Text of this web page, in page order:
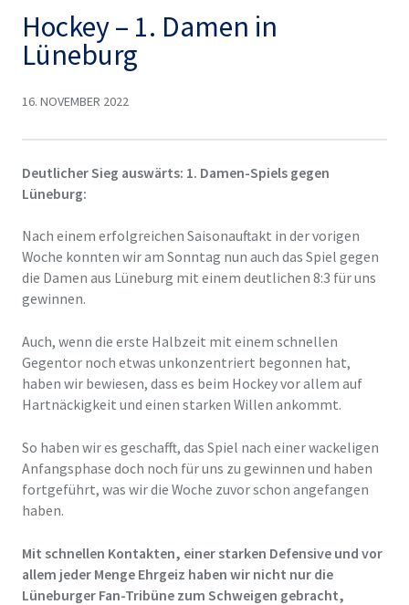
Hockey – 1. Damen in
Lüneburg
16. NOVEMBER 2022
Deutlicher Sieg auswärts: 1. Damen-Spiels gegen
Lüneburg:
Nach einem erfolgreichen Saisonauftakt in der vorigen
Woche konnten wir am Sonntag nun auch das Spiel gegen
die Damen aus Lüneburg mit einem deutlichen 8:3 für uns
gewinnen.
Auch, wenn die erste Halbzeit mit einem schnellen
Gegentor noch etwas unkonzentriert begonnen hat,
haben wir bewiesen, dass es beim Hockey vor allem auf
Hartnäckigkeit und einen starken Willen ankommt.
So haben wir es geschafft, das Spiel nach einer wackeligen
Anfangsphase doch noch für uns zu gewinnen und haben
fortgeführt, was wir die Woche zuvor schon angefangen
haben.
Mit schnellen Kontakten, einer starken Defensive und vor
allem jeder Menge Ehrgeiz haben wir nicht nur die
Lüneburger Fan-Tribüne zum Schweigen gebracht,